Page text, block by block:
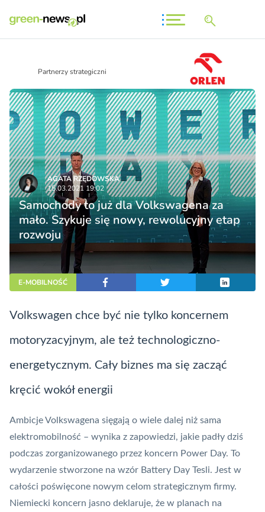
Partnerzy strategiczni
AGATA RZĘDOWSKA
15.03.2021 19:02
Samochody to już dla Volkswagena za
mało. Szykuje się nowy, rewolucyjny etap
rozwoju
E-MOBILNOŚĆ
Volkswagen chce być nie tylko koncernem
motoryzacyjnym, ale też technologiczno-
energetycznym. Cały biznes ma się zacząć
kręcić wokół energii
Ambicje Volkswagena sięgają o wiele dalej niż sama
elektromobilność – wynika z zapowiedzi, jakie padły dziś
podczas zorganizowanego przez koncern Power Day. To
wydarzenie stworzone na wzór Battery Day Tesli. Jest w
całości poświęcone nowym celom strategicznym firmy.
Niemiecki koncern jasno deklaruje, że w planach na